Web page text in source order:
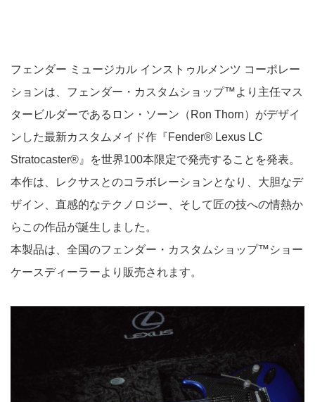
フェンダー ミュージカル インストゥルメンツ コーポレー
ションは、フェンダー・カスタムショップ™より主任マス
タービルダーであるロン・ソーン（Ron Thorn）がデザイ
ンした最新カスタムメイド作『Fender® Lexus LC
Stratocaster®』を世界100本限定で発売することを発表。
本作は、レクサスとのコラボレーションとなり、大胆なデ
ザイン、直感的なテクノロジー、そして匠の技への情熱か
らこの作品が誕生しました。
本製品は、全国のフェンダー・カスタムショップ™ショー
ケースディーラーより販売されます。